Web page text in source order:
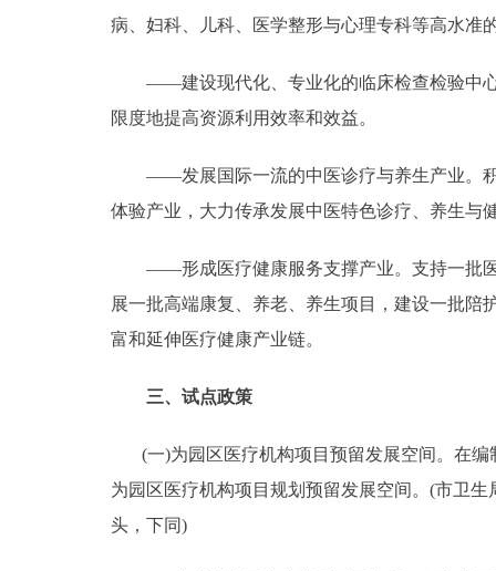
ITALIANO
病、妇科、儿科、医学整形与心理专科等高水准
——建设现代化、专业化的临床检查检验中心
限度地提高资源利用效率和效益。
——发展国际一流的中医诊疗与养生产业。积
体验产业，大力传承发展中医特色诊疗、养生与
——形成医疗健康服务支撑产业。支持一批医
展一批高端康复、养老、养生项目，建设一批
富和延伸医疗健康产业链。
三、试点政策
(一)为园区医疗机构项目预留发展空间。在编
为园区医疗机构项目规划预留发展空间。(市卫
头，下同)